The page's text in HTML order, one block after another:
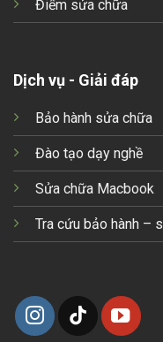
Điểm sửa chữa
Dịch vụ - Giải đáp
Bảo hành sửa chữa
Đào tạo dạy nghề
Sửa chữa Macbook
Tra cứu bảo hành –